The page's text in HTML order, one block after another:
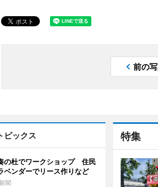
前の
特集
ピックス
の杜でワークショップ 住民
ベンダーでリース作りなど
聞